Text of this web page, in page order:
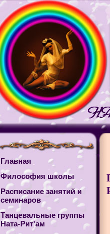
Главная
Философия школы
Расписание занятий и
семинаров
Танцевальные группы
Ната-Рит'ам